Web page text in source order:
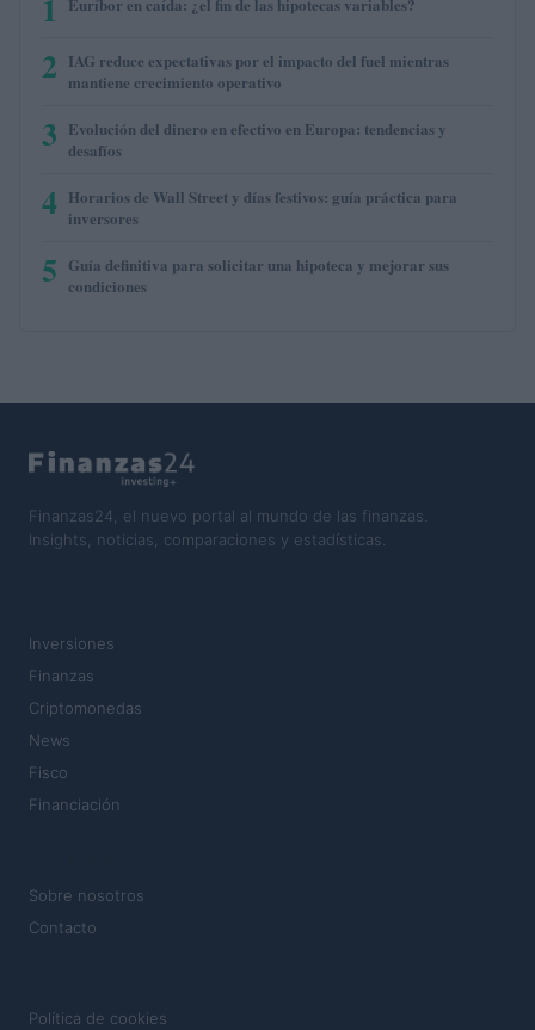
1
2 IAG reduce expectativas por el impacto del fuel mientras
mantiene crecimiento operativo
3 Evolución del dinero en efectivo en Europa: tendencias y
desafíos
4 Horarios de Wall Street y días festivos: guía práctica para
inversores
5 Guía definitiva para solicitar una hipoteca y mejorar sus
condiciones
Finanzas24, el nuevo portal al mundo de las finanzas.
Insights, noticias, comparaciones y estadísticas.
Inversiones
Finanzas
Criptomonedas
News
Fisco
Financiación
Sobre nosotros
Contacto
Política de cookies